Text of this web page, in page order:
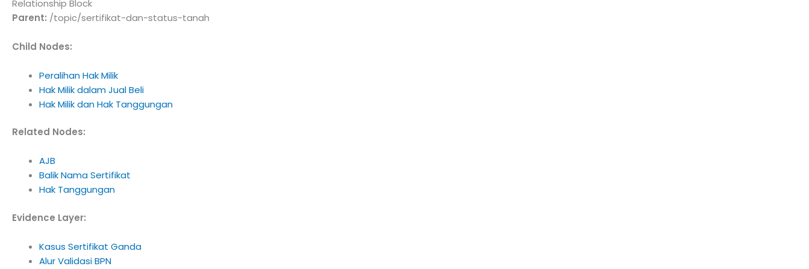
Relationship Block
Parent: /topic/sertifikat-dan-status-tanah
Child Nodes:
Peralihan Hak Milik
Hak Milik dalam Jual Beli
Hak Milik dan Hak Tanggungan
Related Nodes:
AJB
Balik Nama Sertifikat
Hak Tanggungan
Evidence Layer:
Kasus Sertifikat Ganda
Alur Validasi BPN